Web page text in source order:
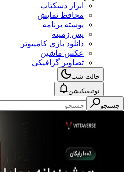
ابزار دسکتاپ
محافظ نمایش
پوسته برنامه
پس زمینه
دانلود بازی کامپیوتر
عکس ماشین
تصاویر گرافیکی
حالت شب
نوتیفیکیشن
جستجو